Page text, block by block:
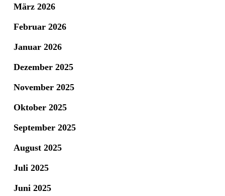
März 2026
Februar 2026
Januar 2026
Dezember 2025
November 2025
Oktober 2025
September 2025
August 2025
Juli 2025
Juni 2025